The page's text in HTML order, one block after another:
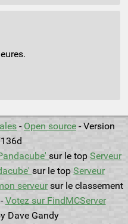
.
- Open source - Version
sur le top Serveur
sur le top Serveur
serveur sur le classement
Votez sur FindMCServer
Dave Gandy